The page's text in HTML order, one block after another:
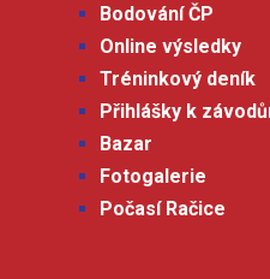
Bodování ČP
Online výsledky
Tréninkový deník
Přihlášky k
Bazar
Fotogalerie
Počasí Račice